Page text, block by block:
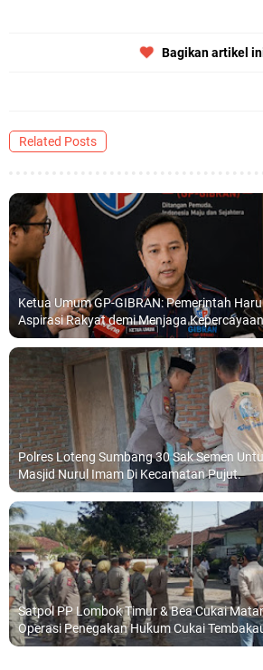
Bagikan artikel
Related Posts
Ketua Umum GP-GIBRAN: Pemerintah
Aspirasi Rakyat demi Menjaga
Polres Loteng Sumbang 30 Sak Semen
Masjid Nurul Imam Di Kecamatan Pujut.
Satpol PP Lombok Timur & Bea Cukai
Operasi Penegakan Hukum Cukai